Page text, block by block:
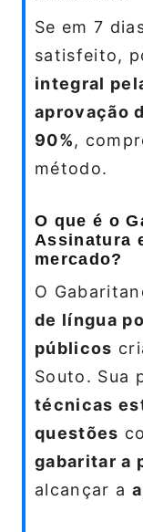
Se em 7
satisfeito,
integral
aprovação
90%,
método.
O que é o
Assinatura
mercado?
O
de língua
públicos
Souto. Sua
técnicas
questões
gabaritar a
alcançar a